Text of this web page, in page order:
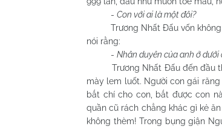
- Con với ai là một đôi?
Trương Nhất Đấu vốn không
nói rằng:
- Nhân duyên của anh ở
Trương Nhất Đấu đến đầu
mày lem luốt. Người con gái
bắt chí cho con, bắt được con
quần cũ rách chẳng khác gì kẻ
không thèm! Trong bụng giận